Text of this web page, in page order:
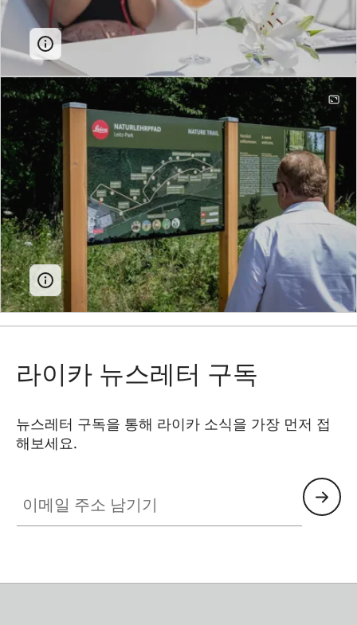
라이카 뉴스레터 구독
뉴스레터 구독을 통해 라이카 소식을 가장 먼저 접
해보세요.